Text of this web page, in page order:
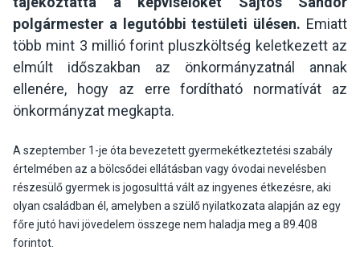
polgármester a legutóbbi testületi ülésen. Emiatt
több mint 3 millió forint pluszköltség keletkezett az
elmúlt időszakban az önkormányzatnál annak
ellenére, hogy az erre fordítható normatívát az
önkormányzat megkapta.
A szeptember 1-je óta bevezetett gyermekétkeztetési szabály
értelmében az a bölcsődei ellátásban vagy óvodai nevelésben
részesülő gyermek is jogosulttá vált az ingyenes étkezésre, aki
olyan családban él, amelyben a szülő nyilatkozata alapján az egy
főre jutó havi jövedelem összege nem haladja meg a 89.408
forintot.